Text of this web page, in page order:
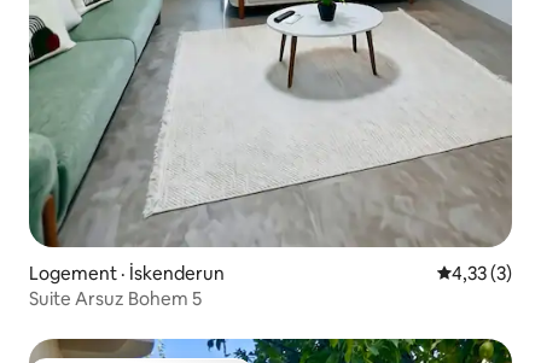
Logement · İskenderun Note
4,33 (3)
Suite Arsuz Bohem 5